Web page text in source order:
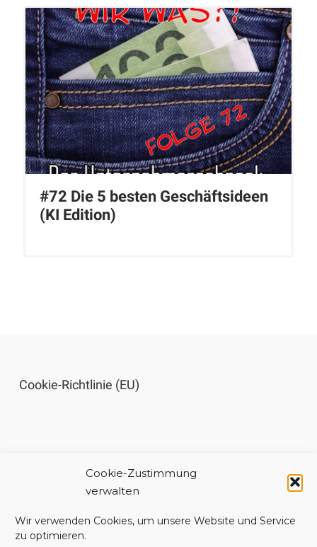
Cookie-Zustimmung
verwalten
Wir verwenden Cookies, um unsere Website und Service
zu optimieren.
#72 Die 5 besten Geschäftsideen
(KI Edition)
Cookie-Richtlinie (EU)